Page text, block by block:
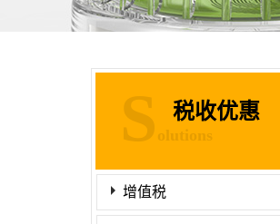
税收优惠
S olutions
增值税